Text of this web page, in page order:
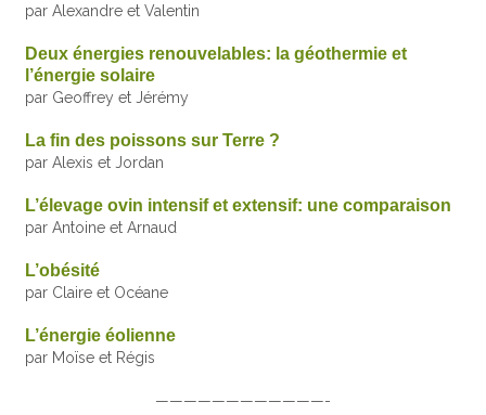
par Alexandre et Valentin
Deux énergies renouvelables: la géothermie et
l’énergie solaire
par Geoffrey et Jérémy
La fin des poissons sur Terre ?
par Alexis et Jordan
L’élevage ovin intensif et extensif: une comparaison
par Antoine et Arnaud
L’obésité
par Claire et Océane
L’énergie éolienne
par Moïse et Régis
————————————-